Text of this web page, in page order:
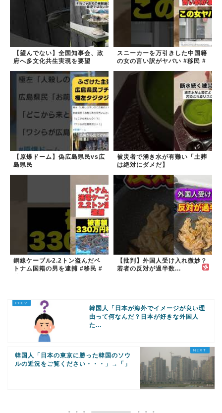
【望んでない】全国知事会、政
府へ多文化共生実現を要望
スニーカーを万引きした中国籍
の女の言い訳がヤバい #移民 #
【原爆ドーム】偽広島県民vs広
島県民
被災者で湧き水が有難い「土葬
は絶対にダメだ】
銅線ケーブル2.2トン盗んだベ
トナム国籍の男を逮捕 #移民 #
【批判】外国人受け入れ微妙？
若者の反対が過半数...
韓国人「日本が海外でイメージが良い理
由って何なんだ？日本が好きな外国人
た...
韓国人「日本の東京に勝った韓国のソウ
ルの近況をご覧ください・・・」→「」